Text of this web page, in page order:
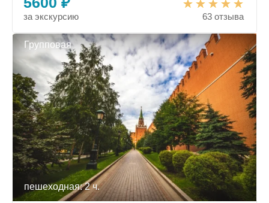
за экскурсию 63 отзыва
Групповая
пешеходная: 2 ч.